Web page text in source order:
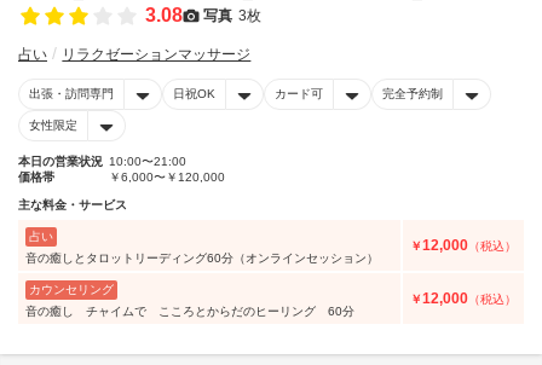
3.08 写真 3枚
占い リラクゼーションマッサージ
出張・訪問専門 日祝OK カード可 完全予約制
女性限定
本日の営業状況 10:00〜21:00
価格帯
￥6,000〜￥120,000
主な料金・サービス
占い
音の癒しとタロットリーディング60分（オンラインセッション）
￥12,000 （税込）
カウンセリング
音の癒し チャイムで こころとからだのヒーリング 60分
￥12,000 （税込）